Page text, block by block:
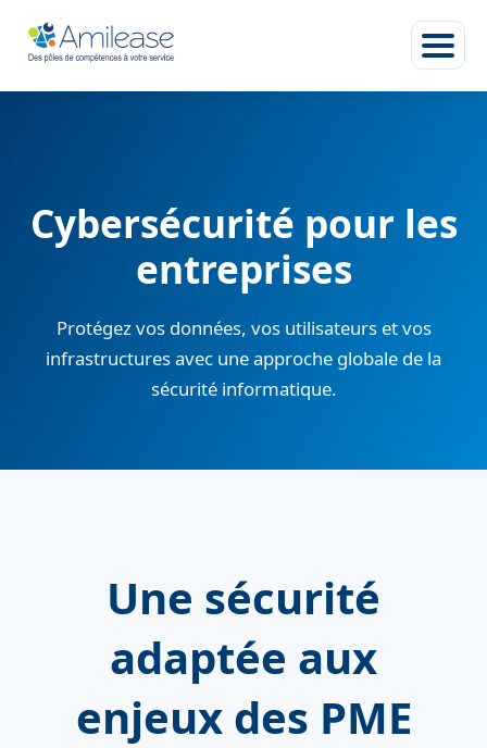
Cybersécurité pour les
entreprises
Protégez vos données, vos utilisateurs et vos
infrastructures avec une approche globale de la
sécurité informatique.
Une sécurité
adaptée aux
enjeux des PME